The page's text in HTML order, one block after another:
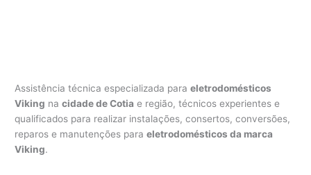
Assistência técnica especializada paraeletrodomésticos
Viking nacidade de Cotia e região, técnicos experientes e
qualificados para realizar instalações, consertos, conversões,
reparos e manutenções paraeletrodomésticos da marca
Viking.